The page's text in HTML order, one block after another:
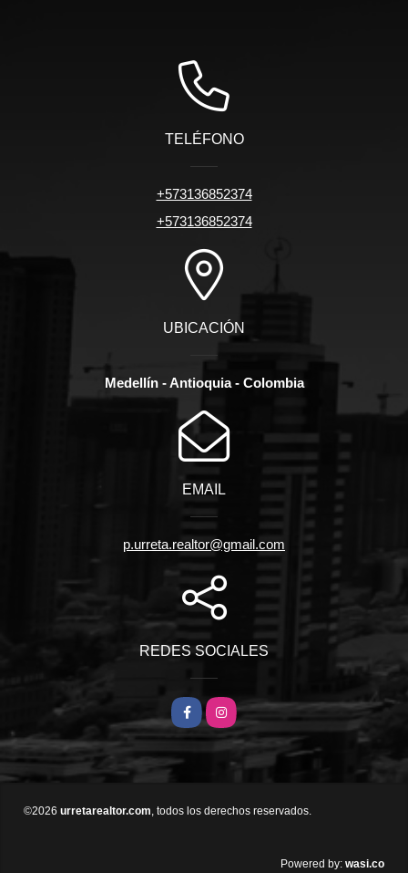
TELÉFONO
+573136852374
+573136852374
UBICACIÓN
Medellín - Antioquia - Colombia
EMAIL
p.urreta.realtor@gmail.com
REDES SOCIALES
FacebookInstagram
©2026 urretarealtor.com, todos los derechos reservados.
Powered by: wasi.co